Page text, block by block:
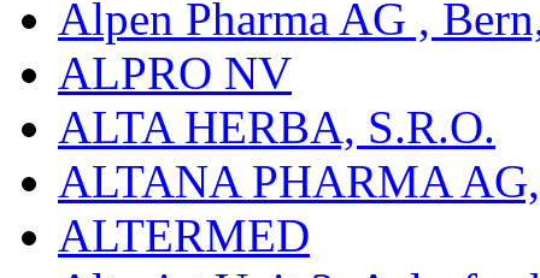
Alpen Pharma AG ,
ALPRO NV
ALTA HERBA, S.R.O.
ALTANA PHARMA
ALTERMED